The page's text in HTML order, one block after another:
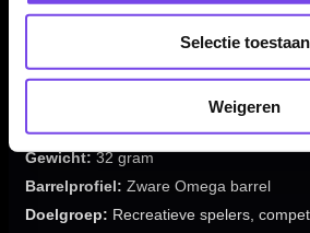
Selectie toestaan
Weigeren
Merk:Datadart
Producttype:Steeltip dartpijlen
Gewicht:32 gram
Barrelprofiel: Zware Omega barrel
Doelgroep: Recreatieve spelers,